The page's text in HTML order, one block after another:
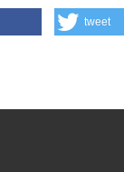
tweet